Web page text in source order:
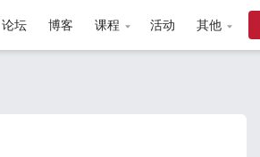
论坛 博客 课程 活动 其他